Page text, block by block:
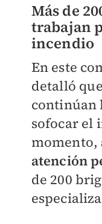
Más de
trabajan
incendio
En este
detalló
continúan
sofocar el
momento,
atención
de 200